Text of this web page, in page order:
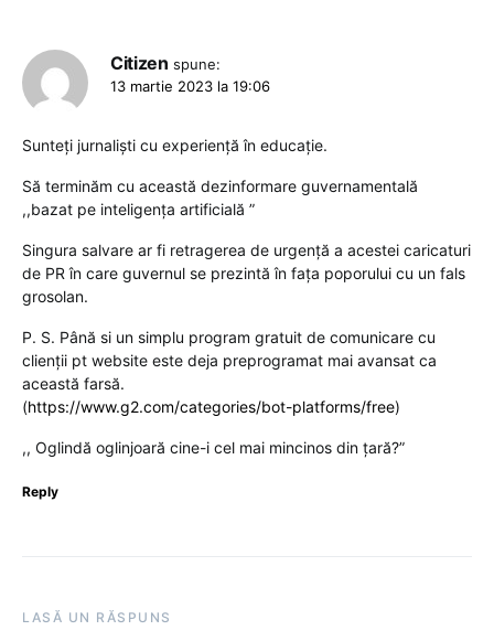
Citizen spune:
13 martie 2023 la 19:06
Sunteți jurnaliști cu experiență în educație.
Să terminăm cu această dezinformare guvernamentală
,,bazat pe inteligenţa artificială ”
Singura salvare ar fi retragerea de urgență a acestei caricaturi
de PR în care guvernul se prezintă în fața poporului cu un fals
grosolan.
P. S. Până si un simplu program gratuit de comunicare cu
clienții pt website este deja preprogramat mai avansat ca
această farsă.
(https://www.g2.com/categories/bot-platforms/free)
,, Oglindă oglinjoară cine-i cel mai mincinos din țară?”
Reply
LASĂ UN RĂSPUNS